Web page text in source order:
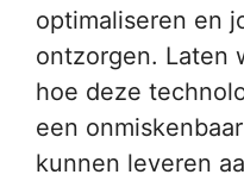
optimaliseren en
ontzorgen. Laten
hoe deze
een
kunnen leveren